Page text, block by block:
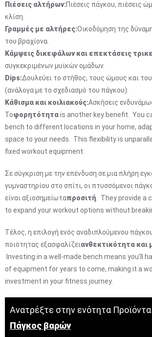
Πιέσεις αλτήρων:Πιέσεις πάγκου, πιέσεις
κλίση.
Γραμμές με αλτήρες:Οικοδόμηση της
του βραχίονα.
Κάμψεις δικεφάλων και επεκτάσεις
συγκεκριμένων μυϊκών ομάδων.
Dips:Δουλεύει το στήθος, τους ώμους και
(ανάλογα με το σχεδιασμό του πάγκου).
Κάθισμα και κοιλιακούς:Ασκήσεις
Τοφορητότηταis another key benefit. You
bench to different locations in your home,
space to your needs. This flexibility is
fixed workout equipment.
Σε σύγκριση με την επένδυση σε μια πλήρη
γυμναστηρίου στο σπίτι, οι πτυσσόμενοι
είναι αξιοσημείωταπροσιτή . They provide
to expand your workout options without
Τέλος, η επιλογή ενός αναδιπλούμενου
ποιότητας εξασφαλίζειανθεκτικότητα και
Investing in a well-made bench means you’ll
of equipment for years to come, making it a
investment in your fitness journey.
Ανατρέξτε στην ενότητα Προϊόντα
Πάγκος βαρών